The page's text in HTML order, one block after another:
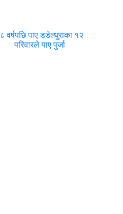
वर्षपछि पाए डडेल्धुराका १२
परिवारले पाए पुर्जा